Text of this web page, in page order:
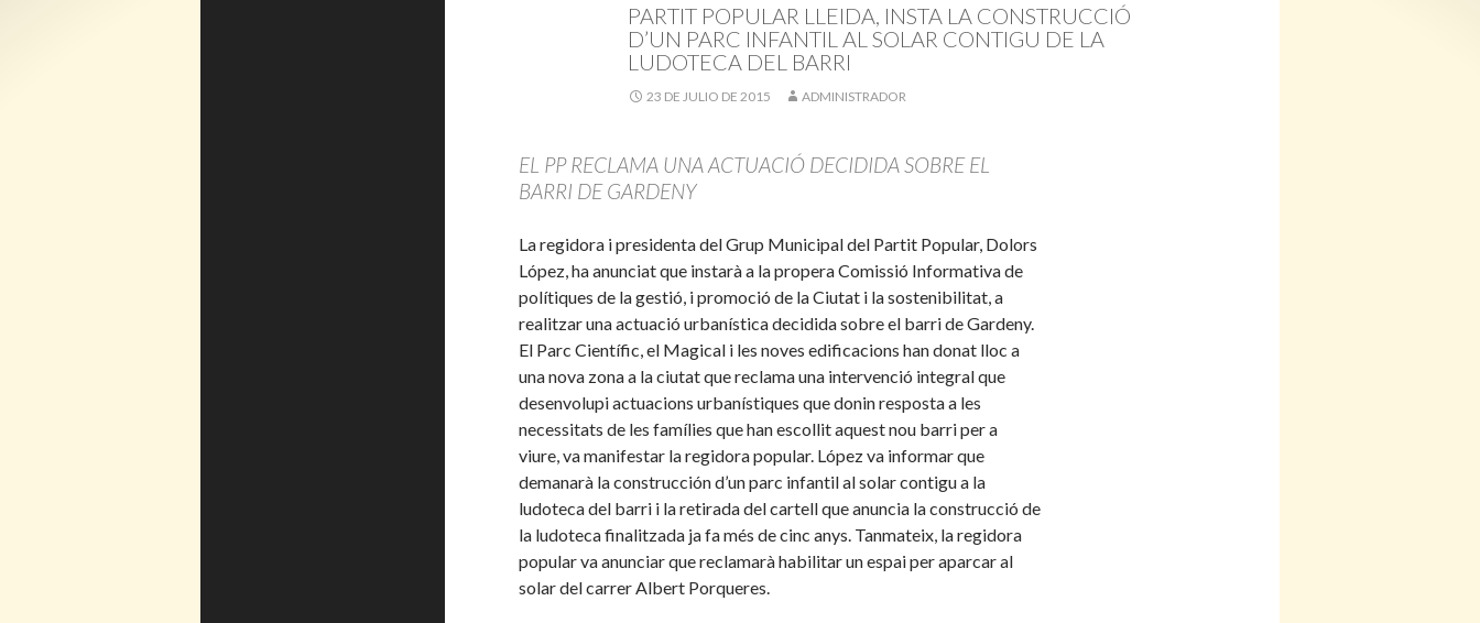
PARTIT POPULAR LLEIDA, INSTA LA CONSTRUCCIÓ
D’UN PARC INFANTIL AL SOLAR CONTIGU DE LA
LUDOTECA DEL BARRI
23 DE JULIO DE 2015 ADMINISTRADOR
EL PP RECLAMA UNA ACTUACIÓ DECIDIDA SOBRE EL
BARRI DE GARDENY
La regidora i presidenta del Grup Municipal del Partit Popular, Dolors
López, ha anunciat que instarà a la propera Comissió Informativa de
polítiques de la gestió, i promoció de la Ciutat i la sostenibilitat, a
realitzar una actuació urbanística decidida sobre el barri de Gardeny.
El Parc Científic, el Magical i les noves edificacions han donat lloc a
una nova zona a la ciutat que reclama una intervenció integral que
desenvolupi actuacions urbanístiques que donin resposta a les
necessitats de les famílies que han escollit aquest nou barri per a
viure, va manifestar la regidora popular. López va informar que
demanarà la construcción d’un parc infantil al solar contigu a la
ludoteca del barri i la retirada del cartell que anuncia la construcció de
la ludoteca finalitzada ja fa més de cinc anys. Tanmateix, la regidora
popular va anunciar que reclamarà habilitar un espai per aparcar al
solar del carrer Albert Porqueres.